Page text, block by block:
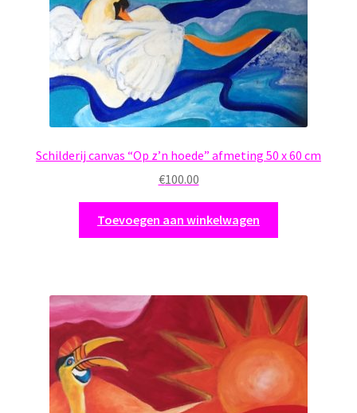
Schilderij canvas “Op z’n hoede” afmeting 50 x 60 cm
€100.00
Toevoegen aan winkelwagen